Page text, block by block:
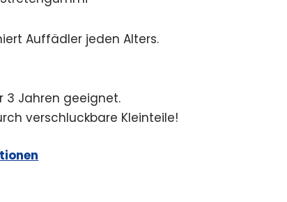
Auffädler jeden Alters.
3 Jahren geeignet.
verschluckbare Kleinteile!